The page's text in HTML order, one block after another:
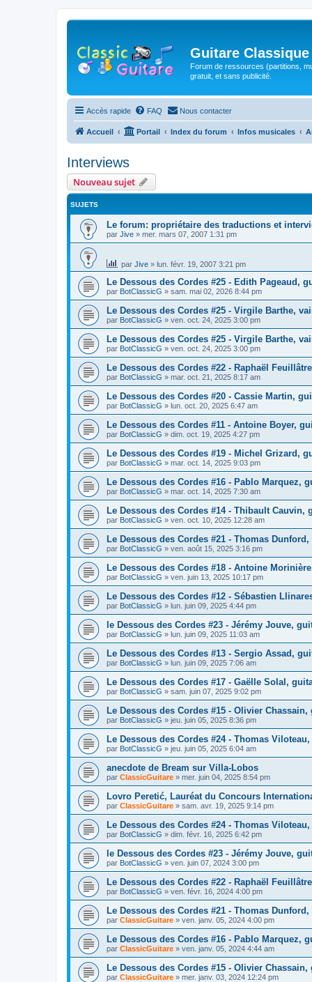
Guitare Classique
Forum de ressources (partitions,
gratuit, et sans publicité.
Accès rapide FAQ Nous contacter
Accueil Portail Index du forum Infos musicales
Interviews
Nouveau sujet
SUJETS
Le forum: propriétaire des traductions et
par Jive » mer. mars 07, 2007 1:31 pm
par Jive » lun. févr. 19, 2007 3:21 pm
Le Dessous des Cordes #25 - Edith Pageaud,
par BotClassicG » sam. mai 02, 2026 8:44 pm
Le Dessous des Cordes #25 - Virgile Barthe,
par BotClassicG » ven. oct. 24, 2025 3:00 pm
Le Dessous des Cordes #25 - Virgile Barthe,
par BotClassicG » ven. oct. 24, 2025 3:00 pm
Le Dessous des Cordes #22 - Raphaël
par BotClassicG » mar. oct. 21, 2025 8:17 am
Le Dessous des Cordes #20 - Cassie Martin,
par BotClassicG » lun. oct. 20, 2025 6:47 am
Le Dessous des Cordes #11 - Antoine Boyer,
par BotClassicG » dim. oct. 19, 2025 4:27 pm
Le Dessous des Cordes #19 - Michel Grizard,
par BotClassicG » mar. oct. 14, 2025 9:03 pm
Le Dessous des Cordes #16 - Pablo Marquez,
par BotClassicG » mar. oct. 14, 2025 7:30 am
Le Dessous des Cordes #14 - Thibault Cauvin,
par BotClassicG » ven. oct. 10, 2025 12:28 am
Le Dessous des Cordes #21 - Thomas
par BotClassicG » ven. août 15, 2025 3:16 pm
Le Dessous des Cordes #18 - Antoine
par BotClassicG » ven. juin 13, 2025 10:17 pm
Le Dessous des Cordes #12 - Sébastien
par BotClassicG » lun. juin 09, 2025 4:44 pm
le Dessous des Cordes #23 - Jérémy Jouve,
par BotClassicG » lun. juin 09, 2025 11:03 am
Le Dessous des Cordes #13 - Sergio Assad,
par BotClassicG » lun. juin 09, 2025 7:06 am
Le Dessous des Cordes #17 - Gaëlle Solal,
par BotClassicG » sam. juin 07, 2025 9:02 pm
Le Dessous des Cordes #15 - Olivier
par BotClassicG » jeu. juin 05, 2025 8:36 pm
Le Dessous des Cordes #24 - Thomas
par BotClassicG » jeu. juin 05, 2025 6:04 am
anecdote de Bream sur Villa-Lobos
par ClassicGuitare » mer. juin 04, 2025 8:54 pm
Lovro Peretić, Lauréat du Concours
par ClassicGuitare » sam. avr. 19, 2025 9:14 pm
Le Dessous des Cordes #24 - Thomas
par BotClassicG » dim. févr. 16, 2025 6:42 pm
le Dessous des Cordes #23 - Jérémy Jouve,
par BotClassicG » ven. juin 07, 2024 3:00 pm
Le Dessous des Cordes #22 - Raphaël
par BotClassicG » ven. févr. 16, 2024 4:00 pm
Le Dessous des Cordes #21 - Thomas
par ClassicGuitare » ven. janv. 05, 2024 4:00 pm
Le Dessous des Cordes #16 - Pablo Marquez,
par ClassicGuitare » ven. janv. 05, 2024 4:44 am
Le Dessous des Cordes #15 - Olivier
par ClassicGuitare » mer. janv. 03, 2024 12:24 pm